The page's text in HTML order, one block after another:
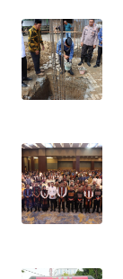
News
Regional
WN
WN
JAKARTA
WN